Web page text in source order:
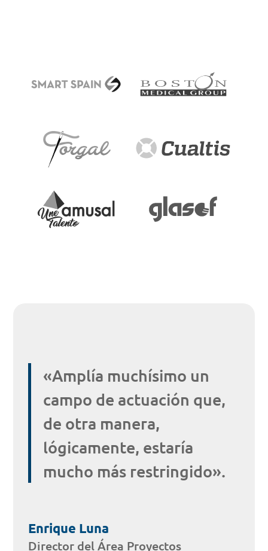
«Amplía muchísimo un
campo de actuación que,
de otra manera,
lógicamente, estaría
mucho más restringido».
Enrique Luna
Director del Área Proyectos